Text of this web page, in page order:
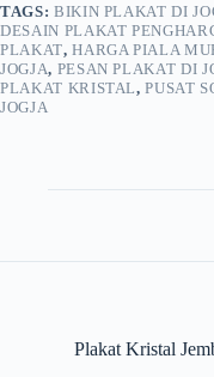
TAGS: BIKIN PLAKAT DI
DESAIN PLAKAT
PLAKAT,HARGA PIALA
JOGJA, PESAN PLAKAT DI
PLAKAT KRISTAL,PUSAT
JOGJA
Plakat Kristal